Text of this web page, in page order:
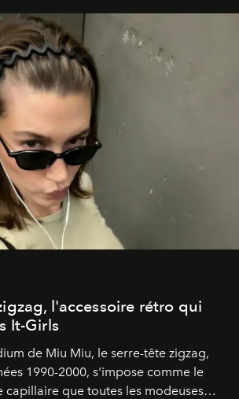
l'accessoire rétro qui
It-Girls
de Miu Miu, le serre-tête zigzag,
1990-2000, s'impose comme le
capillaire que toutes les modeuses